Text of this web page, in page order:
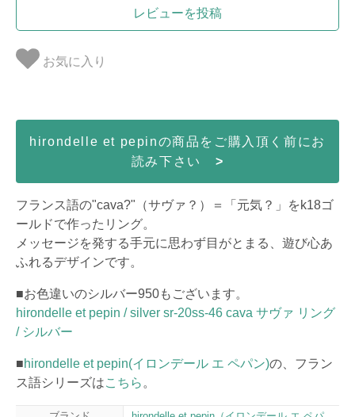
レビューを投稿
お気に入り
hirondelle et pepinの商品をご購入頂く前にお
読み下さい >
フランス語の"cava?"（サヴァ？）＝「元気？」をk18ゴ
ールドで作ったリング。
メッセージを発する手元に思わず目がとまる、遊び心あ
ふれるデザインです。
■お色違いのシルバー950もございます。
hirondelle et pepin / silver sr-20ss-46 cava サヴァ リング
/ シルバー
■hirondelle et pepin(イロンデール エ ペパン)の、フラン
ス語シリーズはこちら。